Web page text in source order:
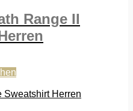
Range II